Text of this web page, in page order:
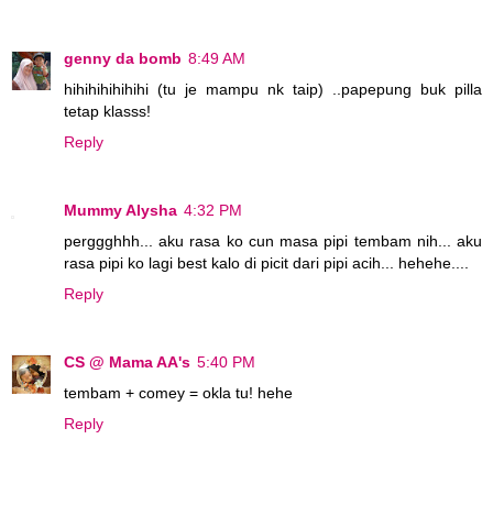
genny da bomb 8:49 AM
hihihihihihihi (tu je mampu nk taip) ..papepung buk pilla
tetap klasss!
Reply
Mummy Alysha 4:32 PM
perggghhh... aku rasa ko cun masa pipi tembam nih... aku
rasa pipi ko lagi best kalo di picit dari pipi acih... hehehe....
Reply
CS @ Mama AA's 5:40 PM
tembam + comey = okla tu! hehe
Reply